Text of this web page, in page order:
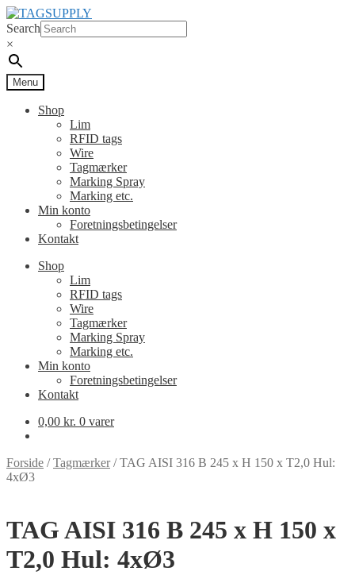
Spring
til
navigation
Spring
til
indhold
Search
×
Menu
Shop
Lim
RFID tags
Wire
Tagmærker
Marking Spray
Marking etc.
Min konto
Foretningsbetingelser
Kontakt
Shop
Lim
RFID tags
Wire
Tagmærker
Marking Spray
Marking etc.
Min konto
Foretningsbetingelser
Kontakt
0,00 kr. 0 varer
Forside /Tagmærker/TAG AISI 316 B 245 x H 150 x T2,0 Hul:
4xØ3
TAG AISI 316 B 245 x H 150 x
T2,0 Hul: 4xØ3